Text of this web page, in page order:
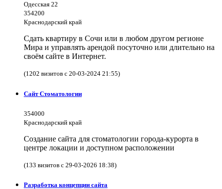
Одесская 22
354200
Краснодарский край
Сдать квартиру в Сочи или в любом другом регионе
Мира и управлять арендой посуточно или длительно на
своём сайте в Интернет.
(1202 визитов с 20-03-2024 21:55)
Сайт Стоматологии
354000
Краснодарский край
Создание сайта для стоматологии города-курорта в
центре локации и доступном расположении
(133 визитов с 29-03-2026 18:38)
Разработка концепции сайта